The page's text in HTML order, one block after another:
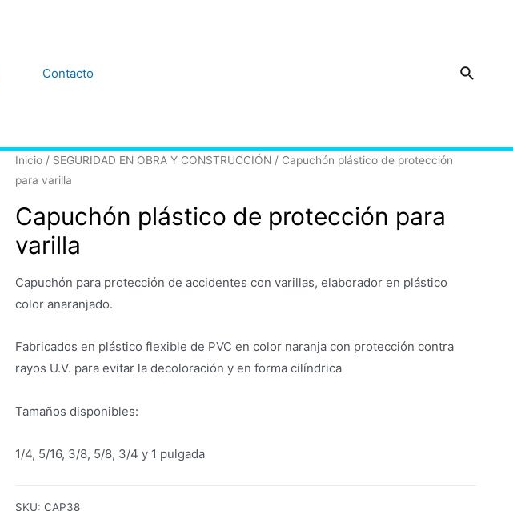
Contacto Buscar
Inicio / SEGURIDAD EN OBRA Y CONSTRUCCIÓN / Capuchón plástico de protección
para varilla
Capuchón plástico de protección para
varilla
Capuchón para protección de accidentes con varillas, elaborador en plástico
color anaranjado.
Fabricados en plástico flexible de PVC en color naranja con protección contra
rayos U.V. para evitar la decoloración y en forma cilíndrica
Tamaños disponibles:
1/4, 5/16, 3/8, 5/8, 3/4 y 1 pulgada
SKU:CAP38